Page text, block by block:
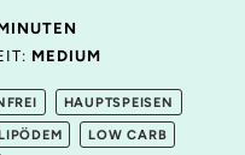
MEDIUM
HAUPTSPEISEN
LIPÖDEM LOW CARB